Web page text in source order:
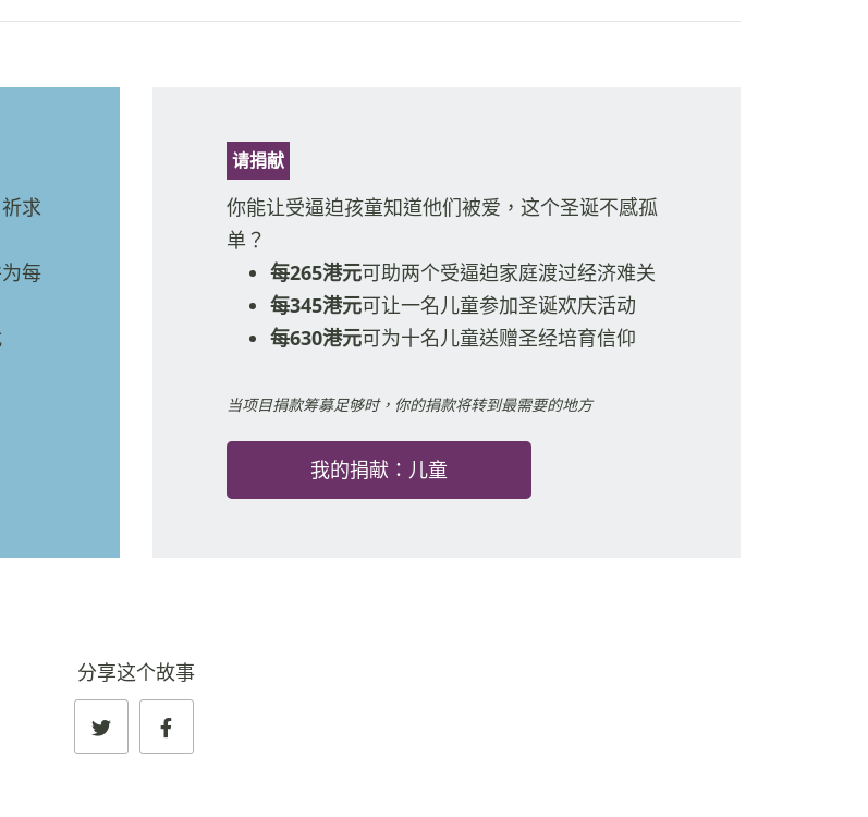
求
每
请捐献
你能让受逼迫孩童知道他们被爱，这个圣诞不感孤
单？
每265港元可助两个受逼迫家庭渡过经济难关
每345港元可让一名儿童参加圣诞欢庆活动
每630港元可为十名儿童送赠圣经培育信仰
当项目捐款筹募足够时，你的捐款将转到最需要的地方
我的捐献：儿童
分享这个故事